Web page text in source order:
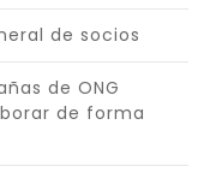
de socios
de ONG
de forma